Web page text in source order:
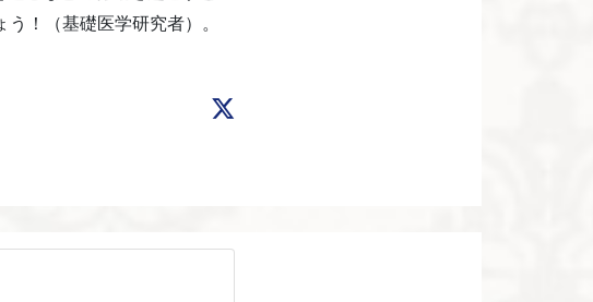
！（基礎医学研究者）。